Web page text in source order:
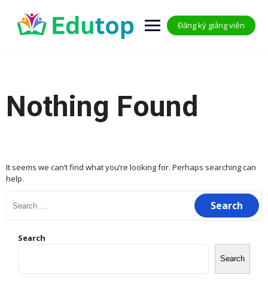
content
Đăng ký giảng viên
Nothing Found
It seems we can’t find what you’re looking for. Perhaps searching can
help.
Search
for:
Search
Search